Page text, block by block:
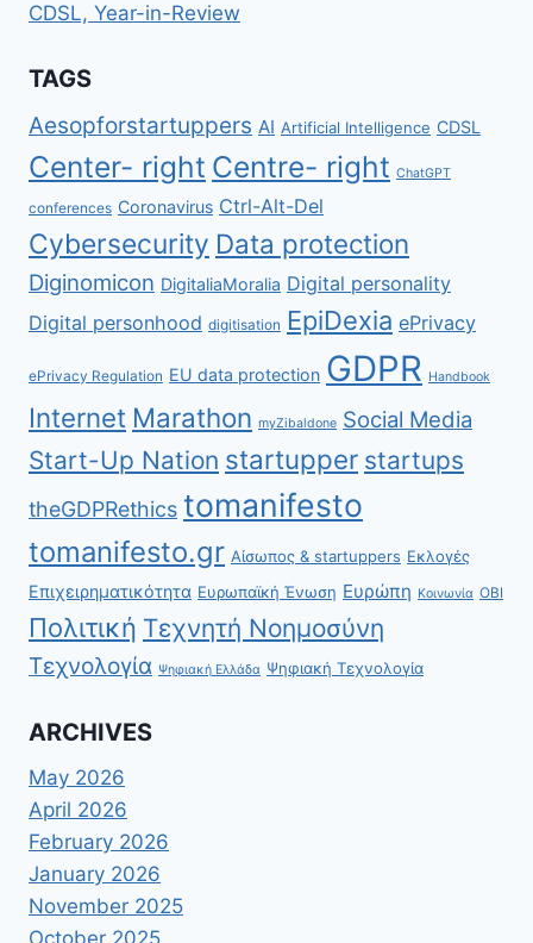
CDSL, Year-in-Review
TAGS
Aesopforstartuppers AI Artificial Intelligence CDSL
Center- right Centre- right ChatGPT
conferences Coronavirus Ctrl-Alt-Del
Cybersecurity Data protection
Diginomicon DigitaliaMoralia Digital personality
Digital personhood digitisation EpiDexia ePrivacy
ePrivacy Regulation EU data protection GDPR Handbook
Internet Marathon myZibaldone Social Media
Start-Up Nation startupper startups
theGDPRethics tomanifesto
tomanifesto.gr Αίσωπος & startuppers Εκλογές
Επιχειρηματικότητα Ευρωπαϊκή Ένωση Ευρώπη Κοινωνία ΟΒΙ
Πολιτική Τεχνητή Νοημοσύνη
Τεχνολογία Ψηφιακή Ελλάδα Ψηφιακή Τεχνολογία
ARCHIVES
May 2026
April 2026
February 2026
January 2026
November 2025